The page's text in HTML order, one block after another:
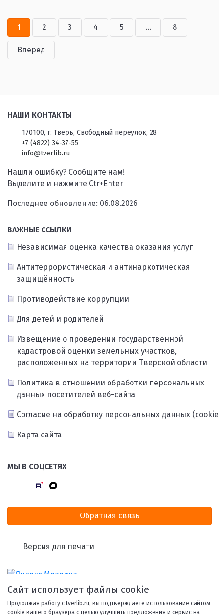
1 2 3 4 5 ... 8
Вперед
НАШИ КОНТАКТЫ
170100, г. Тверь, Свободный переулок, 28
+7 (4822) 34-37-55
info@tverlib.ru
Нашли ошибку? Сообщите нам!
Выделите и нажмите Ctr+Enter
Последнее обновление: 06.08.2026
ВАЖНЫЕ ССЫЛКИ
Независимая оценка качества оказания услуг
Антитеррористическая и антинаркотическая
защищённость
Противодействие коррупции
Для детей и родителей
Извещение о проведении государственной
кадастровой оценки земельных участков,
расположенных на территории Тверской области
Политика в отношении обработки персональных
данных посетителей веб-сайта
Согласие на обработку персональных данных
Карта сайта
МЫ В СОЦСЕТЯХ
Обратная связь
Версия для печати
Сайт использует файлы cookie
Продолжая работу с tverlib.ru, вы подтверждаете использование сайтом
cookie вашего браузера с целью улучшить предложения и сервис на